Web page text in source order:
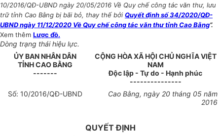
10/2016/QĐ-UBND ngày 20/05/2016 Về Quy chế công tác văn thư, lưu
trữ tỉnh Cao Bằng bị bãi bỏ, thay thế bởi Quyết định số 34/2020/QĐ-
UBND ngày 11/12/2020 Về Quy chế công tác văn thư tỉnh Cao Bằng”.
Xem thêm Lược đồ.
Dòng trạng thái hiệu lực.
ỦY BAN NHÂN DÂN
TỈNHCAO BẰNG
-------
CỘNG HÒA XÃ HỘI CHỦ NGHĨA VIỆT
NAM
Độc lập - Tự do - Hạnh phúc
---------------
Số: 10/2016/QĐ-UBND Cao Bằng, ngày 20tháng 05 năm
2016
QUYẾT ĐỊNH